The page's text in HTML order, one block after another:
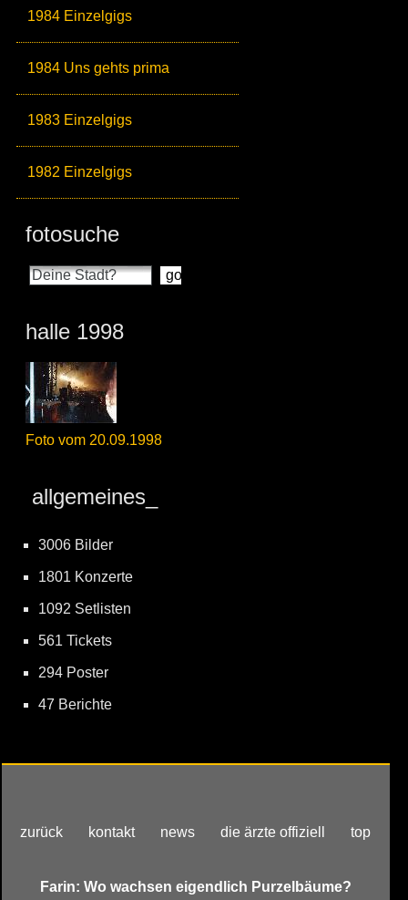
1984 Einzelgigs
1984 Uns gehts prima
1983 Einzelgigs
1982 Einzelgigs
fotosuche
halle 1998
Foto vom 20.09.1998
allgemeines_
3006 Bilder
1801 Konzerte
1092 Setlisten
561 Tickets
294 Poster
47 Berichte
zurück kontakt news die ärzte offiziell top
Farin: Wo wachsen eigendlich Purzelbäume?